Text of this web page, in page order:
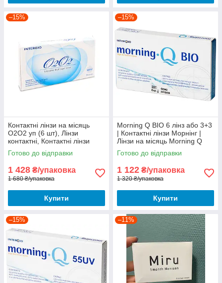
–15%
Контактні лінзи на місяць
О2О2 уп (6 шт), Лінзи
контактні, Контактні лінзи
Interojo О2О2
Готово до відправки
1 428 ₴/упаковка
1 680 ₴/упаковка
Купити
–15%
Morning Q BIO 6 лінз або 3+3
| Контактні лінзи Морнінг |
Лінзи на місяць Morning Q
BIO
Готово до відправки
1 122 ₴/упаковка
1 320 ₴/упаковка
Купити
–15% –11%